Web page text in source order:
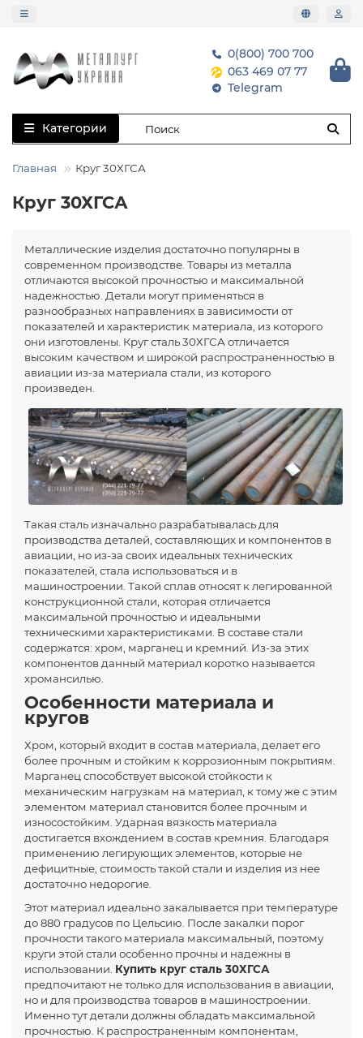
0(800) 700 700
063 469 07 77
Telegram
Категории
Главная Круг 30ХГСА
Круг 30ХГСА
Металлические изделия достаточно популярны в
современном производстве. Товары из металла
отличаются высокой прочностью и максимальной
надежностью. Детали могут применяться в
разнообразных направлениях в зависимости от
показателей и характеристик материала, из которого
они изготовлены. Круг сталь 30ХГСА отличается
высоким качеством и широкой распространенностью в
авиации из-за материала стали, из которого
произведен.
Такая сталь изначально разрабатывалась для
производства деталей, составляющих и компонентов в
авиации, но из-за своих идеальных технических
показателей, стала использоваться и в
машиностроении. Такой сплав относят к легированной
конструкционной стали, которая отличается
максимальной прочностью и идеальными
техническими характеристиками. В составе стали
содержатся: хром, марганец и кремний. Из-за этих
компонентов данный материал коротко называется
хромансилью.
Особенности материала и
кругов
Хром, который входит в состав материала, делает его
более прочным и стойким к коррозионным покрытиям.
Марганец способствует высокой стойкости к
механическим нагрузкам на материал, к тому же с этим
элементом материал становится более прочным и
износостойким. Ударная вязкость материала
достигается вхождением в состав кремния. Благодаря
применению легирующих элементов, которые не
дефицитные, стоимость такой стали и изделия из нее
достаточно недорогие.
Этот материал идеально закалывается при температуре
до 880 градусов по Цельсию. После закалки порог
прочности такого материала максимальный, поэтому
круги этой стали особенно прочны и надежны в
использовании. Купить круг сталь 30ХГСА
предпочитают не только для использования в авиации,
но и для производства товаров в машиностроении.
Именно тут детали должны обладать максимальной
прочностью. К распространенным компонентам,